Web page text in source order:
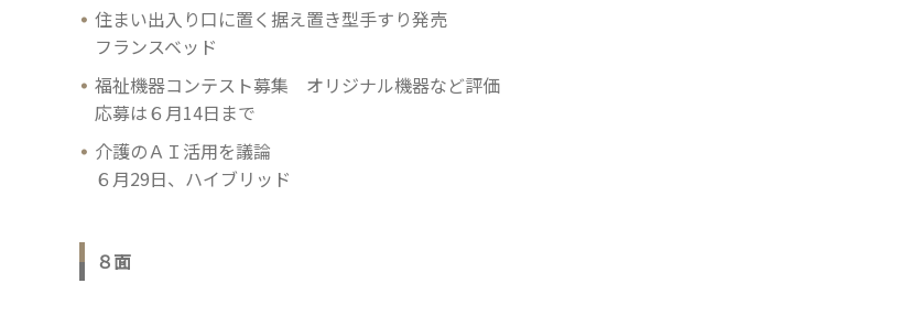
住まい出入り口に置く据え置き型手すり発売
フランスベッド
福祉機器コンテスト募集 オリジナル機器など評価
応募は６月14日まで
介護のＡＩ活用を議論
６月29日、ハイブリッド
８面